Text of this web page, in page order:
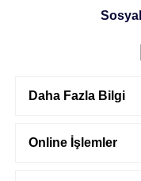
Daha Fazla Bilgi
Online İşlemler